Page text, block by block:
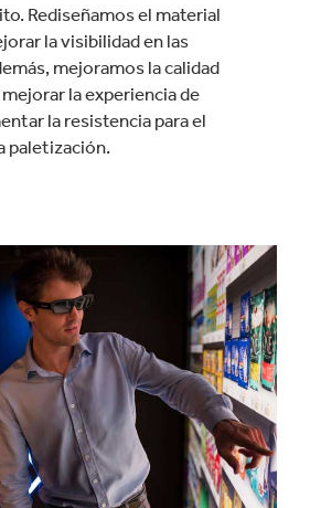
Rediseñamos el material
la visibilidad en las
mejoramos la calidad
la experiencia de
la resistencia para el
paletización.